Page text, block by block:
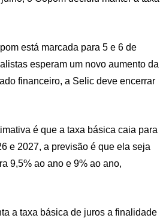
está marcada para 5 e 6 de
esperam um novo aumento da
financeiro, a Selic deve encerrar
é que a taxa básica caia para
e 2027, a previsão é que ela seja
9,5% ao ano e 9% ao ano,
a taxa básica de juros a finalidade